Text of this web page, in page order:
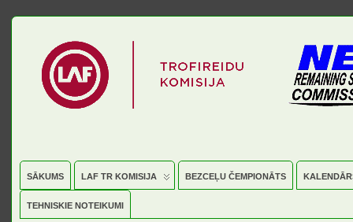
SĀKUMS LAF TR KOMISIJA BEZCEĻU ČEMPIONĀTS
TEHNISKIE NOTEIKUMI